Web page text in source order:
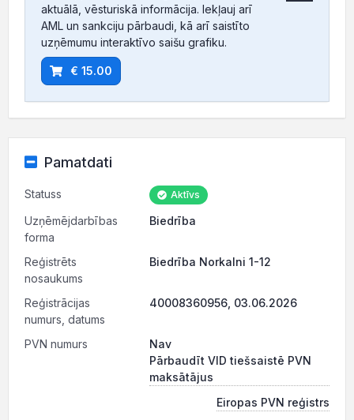
aktuālā, vēsturiskā informācija. Iekļauj arī
AML un sankciju pārbaudi, kā arī saistīto
uzņēmumu interaktīvo saišu grafiku.
€ 15.00
Pamatdati
Statuss Aktīvs
Uzņēmējdarbības
forma
Biedrība
Reģistrēts
nosaukums
Biedrība Norkalni 1-12
Reģistrācijas
numurs, datums
40008360956, 03.06.2026
PVN numurs
Nav
Pārbaudīt VID tiešsaistē PVN
maksātājus
Eiropas PVN reģistrs